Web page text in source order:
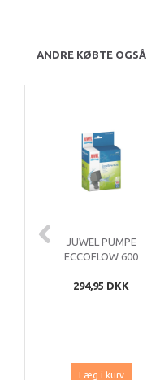
ANDRE KØBTE OGSÅ
JUWEL PUMPE
ECCOFLOW 600
294,95 DKK
Læg i kurv